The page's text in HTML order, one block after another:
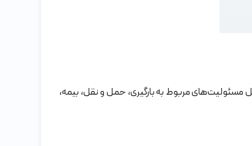
مربوط به بارگیری، حمل و نقل، بیمه،